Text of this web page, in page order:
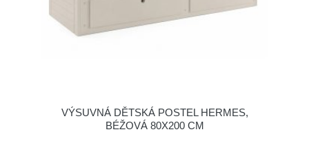
VÝSUVNÁ DĚTSKÁ POSTEL HERMES,
BÉŽOVÁ 80X200 CM